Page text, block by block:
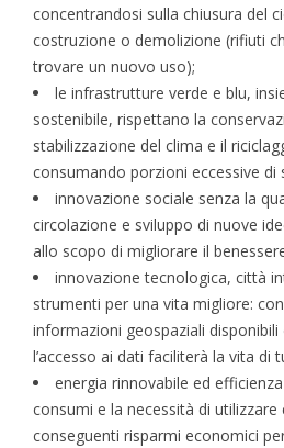
concentrandosi sulla chiusura del
costruzione o demolizione (rifiuti
trovare un nuovo uso);
le infrastrutture verde e blu,
sostenibile, rispettano la
stabilizzazione del clima e il
consumando porzioni eccessive di
innovazione sociale senza la
circolazione e sviluppo di nuove
allo scopo di migliorare il
innovazione tecnologica, città
strumenti per una vita migliore:
informazioni geospaziali
l’accesso ai dati faciliterà la vita di
energia rinnovabile ed
consumi e la necessità di
conseguenti risparmi economici